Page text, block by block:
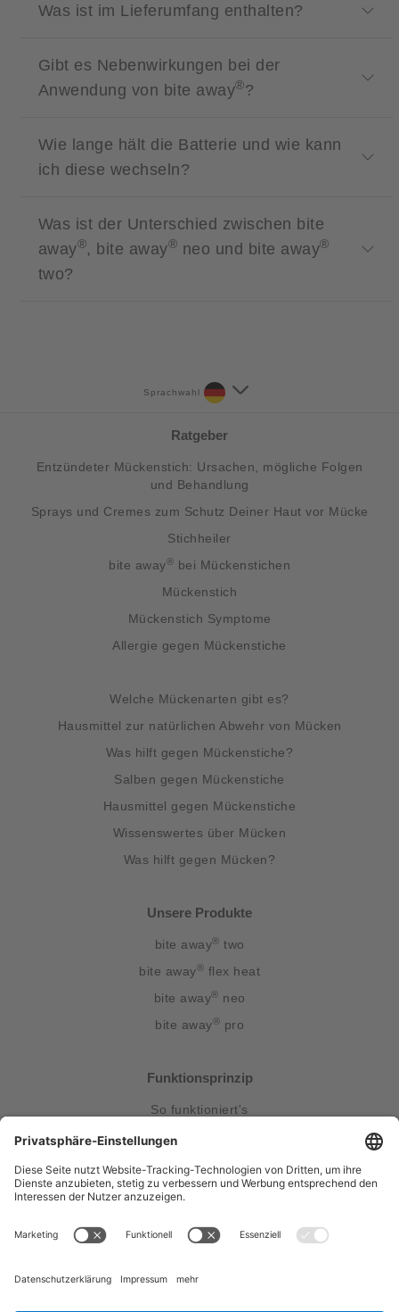
Was ist im Lieferumfang enthalten?
Gibt es Nebenwirkungen bei der
Anwendung von bite away®?
Wie lange hält die Batterie und wie kann
ich diese wechseln?
Was ist der Unterschied zwischen bite
away®, bite away® neo und bite away®
two?
Sprachwahl
Ratgeber
Entzündeter Mückenstich: Ursachen, mögliche Folgen
und Behandlung
Sprays und Cremes zum Schutz Deiner Haut vor Mücke
Stichheiler
bite away® bei Mückenstichen
Mückenstich
Mückenstich Symptome
Allergie gegen Mückenstiche
Welche Mückenarten gibt es?
Hausmittel zur natürlichen Abwehr von Mücken
Was hilft gegen Mückenstiche?
Salben gegen Mückenstiche
Hausmittel gegen Mückenstiche
Wissenswertes über Mücken
Was hilft gegen Mücken?
Unsere Produkte
bite away® two
bite away® flex heat
bite away® neo
bite away® pro
Funktionsprinzip
So funktioniert's
Kontakt & Service
Gebrauchsanweisungen
Kontakt
Presse